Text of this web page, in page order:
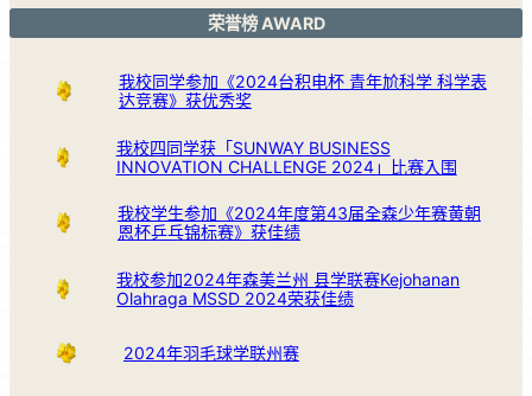
荣誉榜 AWARD
我校同学参加《2024台积电杯 青年尬科学 科学表
达竞赛》获优秀奖
我校四同学获「SUNWAY BUSINESS
INNOVATION CHALLENGE 2024」比赛入围
我校学生参加《2024年度第43届全森少年赛黄朝
恩杯乒乓锦标赛》获佳绩
我校参加2024年森美兰州 县学联赛Kejohanan
Olahraga MSSD 2024荣获佳绩
2024年羽毛球学联州赛